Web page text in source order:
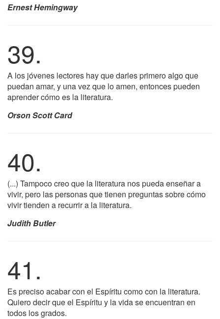
Ernest Hemingway
39.
A los jóvenes lectores hay que darles primero algo que
puedan amar, y una vez que lo amen, entonces pueden
aprender cómo es la literatura.
Orson Scott Card
40.
(...) Tampoco creo que la literatura nos pueda enseñar a
vivir, pero las personas que tienen preguntas sobre cómo
vivir tienden a recurrir a la literatura.
Judith Butler
41.
Es preciso acabar con el Espíritu como con la literatura.
Quiero decir que el Espíritu y la vida se encuentran en
todos los grados.